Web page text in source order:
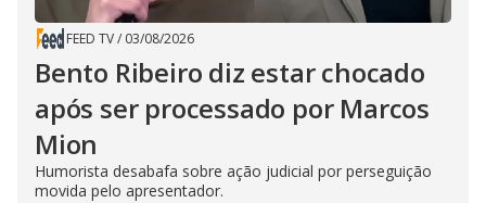
FEED TV/ 03/08/2026
Bento Ribeiro diz estar chocado
após ser processado por Marcos
Mion
Humorista desabafa sobre ação judicial por perseguição
movida pelo apresentador.